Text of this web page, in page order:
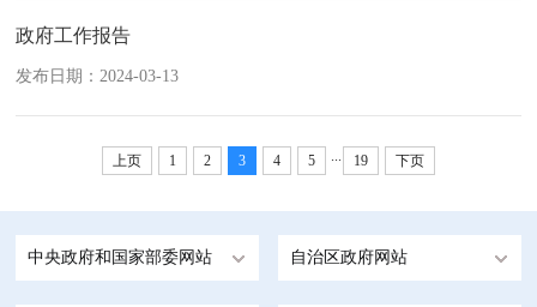
政府工作报告
发布日期：2024-03-13
上页 1 2 3 4 5 ... 19 下页
中央政府和国家部委网站 自治区政府网站